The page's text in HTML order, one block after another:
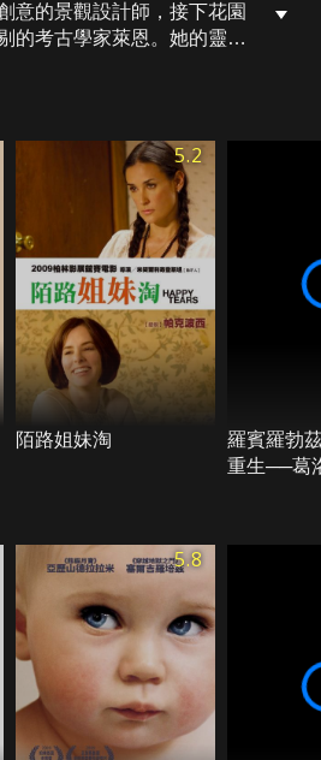
意的景觀設計師，接下花園
的考古學家萊恩。她的靈感
但伊芙的男友馬克卻突然邀
者之間陷入掙扎。 5.2
陌路姐妹淘
羅賓羅勃
重生──葛
5.8